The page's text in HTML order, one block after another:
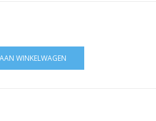
WINKELWAGEN